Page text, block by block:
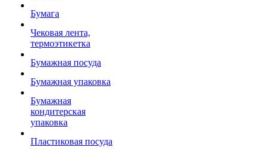
Бумага
Чековая лента,
термоэтикетка
Бумажная посуда
Бумажная упаковка
Бумажная
кондитерская
упаковка
Пластиковая посуда